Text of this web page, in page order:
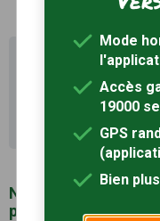
Il existe d'autres
sur-Oreuse (89)
Recherche
Notre sélection de
proximité de
Mode
Accès
19000
GPS
Bien